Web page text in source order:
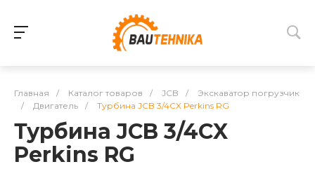
Главная / Каталог товаров / JCB /
Экскаватор погрузчик
/
Двигатель / Турбина JCB 3/4CX Perkins RG
Турбина JCB 3/4CX
Perkins RG